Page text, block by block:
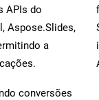
APIs do
Aspose.Slides,
a
conversões